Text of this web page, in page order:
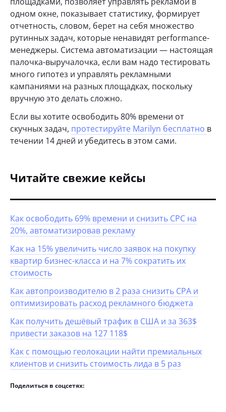
одном окне, показывает статистику, формирует
отчетность, словом, берет на себя множество
рутинных задач, которые ненавидят performance-
менеджеры. Система автоматизации — настоящая
палочка-выручалочка, если вам надо тестировать
много гипотез и управлять рекламными
кампаниями на разных площадках, поскольку
вручную это делать сложно.
Если вы хотите освободить 80% времени от
скучных задач, протестируйте Marilyn бесплатно в
течении 14 дней и убедитесь в этом сами.
Читайте свежие кейсы
Как освободить 69% времени и снизить CPC на
20%, автоматизировав рекламу
Как на 15% увеличить число заявок на покупку
квартир бизнес-класса и на 7% сократить их
стоимость
Как автопроизводителю в 2 раза снизить CPA и
оптимизировать расход рекламного бюджета
Как получить дешёвый трафик в США и за 363$
привести заказов на 127 118$
Как с помощью геолокации найти премиальных
клиентов и снизить стоимость лида в 5 раз
Поделиться в соцсетях: